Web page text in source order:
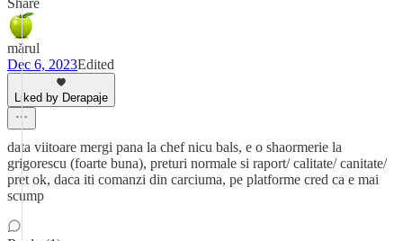
Share
mărul
Dec 6, 2023Edited
Liked by Derapaje
data viitoare mergi pana la chef nicu bals, e o shaormerie la
grigorescu (foarte buna), preturi normale si raport/ calitate/ canitate/
pret ok, daca iti comanzi din carciuma, pe platforme cred ca e mai
scump